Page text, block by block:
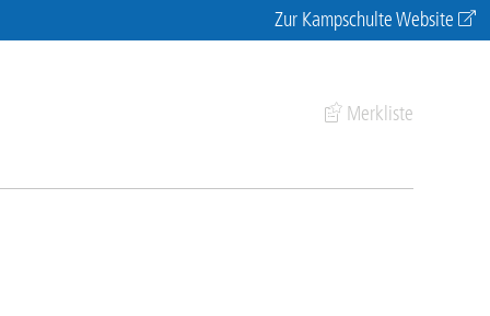
Zur Kampschulte Website
Merkliste